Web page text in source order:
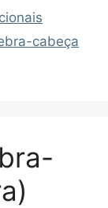
cabeça